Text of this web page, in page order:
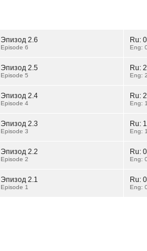
Эпизод 2.6
Episode 6
Ru:
Eng:
Эпизод 2.5
Episode 5
Ru:
Eng:
Эпизод 2.4
Episode 4
Ru:
Eng:
Эпизод 2.3
Episode 3
Ru:
Eng:
Эпизод 2.2
Episode 2
Ru:
Eng:
Эпизод 2.1
Episode 1
Ru:
Eng: